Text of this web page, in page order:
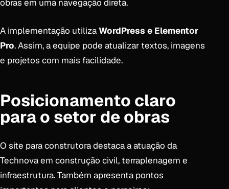
obras em uma navegação direta.
A implementação utilizaWordPress e Elementor
Pro. Assim, a equipe pode atualizar textos, imagens
e projetos com mais facilidade.
Posicionamento claro
para o setor de obras
O site para construtora destaca a atuação da
Technova em construção civil, terraplenagem e
infraestrutura. Também apresenta pontos